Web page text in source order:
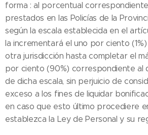
forma : al porcentual
prestados en las Policías de la
según la escala establecida en el
la incrementará el uno por ciento
otra jurisdicción hasta completar el
por ciento (90%) correspondiente al
de dicha escala, sin perjuicio de
exceso a los fines de liquidar
en caso que esto último procediere
establezca la Ley de Personal y su